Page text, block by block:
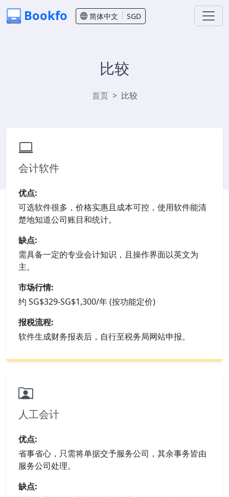
Bookfo 简体中文 SGD
比较
首页 比较
会计软件
优点:
可选软件很多，价格实惠且成本可控，使用软件能清
楚地知道公司账目和统计。
缺点:
需具备一定的专业会计知识，且操作界面以英文为
主。
市场行情:
约 SG$329-SG$1,300/年 (按功能定价)
报税流程:
软件生成财务报表后，自行至税务局网站申报。
人工会计
优点:
省事省心，只需将单据交予服务公司，其余事务皆由
服务公司处理。
缺点: